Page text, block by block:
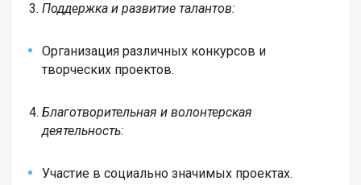
Поддержка и развитие талантов:
Организация различных конкурсов и
творческих проектов.
Благотворительная и волонтерская
деятельность:
Участие в социально значимых проектах.